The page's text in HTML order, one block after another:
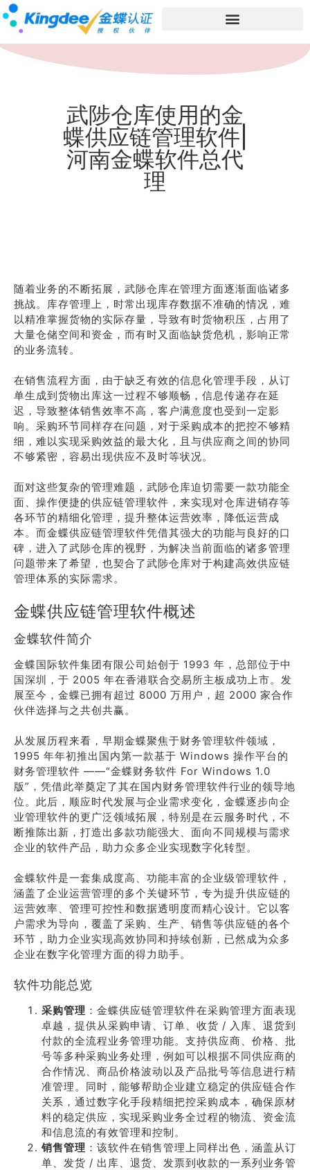
武陟仓库使用的金
蝶供应链管理软件|
河南金蝶软件总代
理
随着业务的不断拓展，武陟仓库在管理方面逐渐面临诸多
挑战。库存管理上，时常出现库存数据不准确的情况，难
以精准掌握货物的实际存量，导致有时货物积压，占用了
大量仓储空间和资金，而有时又面临缺货危机，影响正常
的业务流转。
在销售流程方面，由于缺乏有效的信息化管理手段，从订
单生成到货物出库这一过程不够顺畅，信息传递存在延
迟，导致整体销售效率不高，客户满意度也受到一定影
响。采购环节同样存在问题，对于采购成本的把控不够精
细，难以实现采购效益的最大化，且与供应商之间的协同
不够紧密，容易出现供应不及时等状况。
面对这些复杂的管理难题，武陟仓库迫切需要一款功能全
面、操作便捷的供应链管理软件，来实现对仓库进销存等
各环节的精细化管理，提升整体运营效率，降低运营成
本。而金蝶供应链管理软件凭借其强大的功能与良好的口
碑，进入了武陟仓库的视野，为解决当前面临的诸多管理
问题带来了希望，也契合了武陟仓库对于构建高效供应链
管理体系的实际需求。
金蝶供应链管理软件概述
金蝶软件简介
金蝶国际软件集团有限公司始创于 1993 年，总部位于中
国深圳，于 2005 年在香港联合交易所主板成功上市。发
展至今，金蝶已拥有超过 8000 万用户，超 2000 家合作
伙伴选择与之共创共赢。
从发展历程来看，早期金蝶聚焦于财务管理软件领域，
1995 年年初推出国内第一款基于 Windows 操作平台的
财务管理软件 ——“金蝶财务软件 For Windows 1.0
版”，凭借此举奠定了其在国内财务管理软件行业的领导地
位。此后，顺应时代发展与企业需求变化，金蝶逐步向企
业管理软件的更广泛领域拓展，特别是在云服务时代，不
断推陈出新，打造出多款功能强大、面向不同规模与需求
企业的软件产品，助力众多企业实现数字化转型。
金蝶软件是一套集成度高、功能丰富的企业级管理软件，
涵盖了企业运营管理的多个关键环节，专为提升供应链的
运营效率、管理可控性和数据透明度而精心设计。它以客
户需求为导向，覆盖了采购、生产、销售等供应链的各个
环节，助力企业实现高效协同和持续创新，已然成为众多
企业在数字化管理方面的得力助手。
软件功能总览
采购管理 ：金蝶供应链管理软件在采购管理方面表现
卓越，提供从采购申请、订单、收货 / 入库、退货到
付款的全流程业务管理功能。支持供应商、价格、批
号等多种采购业务处理，例如可以根据不同供应商的
合作情况、商品价格波动以及产品批号等信息进行精
准管理。同时，能够帮助企业建立稳定的供应链合作
关系，通过数字化手段精细把控采购成本，确保原材
料的稳定供应，实现采购业务全过程的物流、资金流
和信息流的有效管理和控制。
销售管理 ：该软件在销售管理上同样出色，涵盖从订
单、发货 / 出库、退货、发票到收款的一系列业务管